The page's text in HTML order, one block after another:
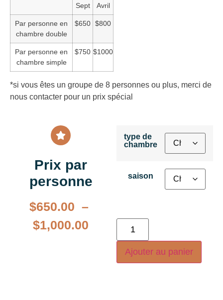
Sept
Avril
Par personne en
chambre double
$650 $800
Par personne en
chambre simple
$750 $1000
*si vous êtes un groupe de 8 personnes ou plus, merci de
nous contacter pour un prix spécial
Prix par
personne
$650.00 –
$1,000.00
type de
chambre
saison
Ajouter au panier